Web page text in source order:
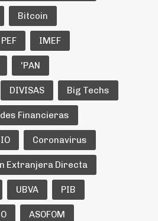
Bitcoin
PEF IMEF
'PAN
DIVISAS Big Techs
Financieras
Coronavirus
Extranjera Directa
UBVA PIB
ASOFOM